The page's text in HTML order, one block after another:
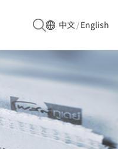
中文/English